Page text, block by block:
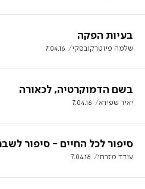
בעיות הפקה
שלמה פיוטרקובסקי 7.04.16
בשם הדמוקרטיה, לכאורה
יאיר שפירא 7.04.16
סיפור לכל החיים - סיפור
עודד מזרחי 7.04.16